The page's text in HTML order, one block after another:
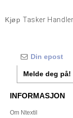
KjøpTasker
Melde deg på!
INFORMASJON
Om Ntextil